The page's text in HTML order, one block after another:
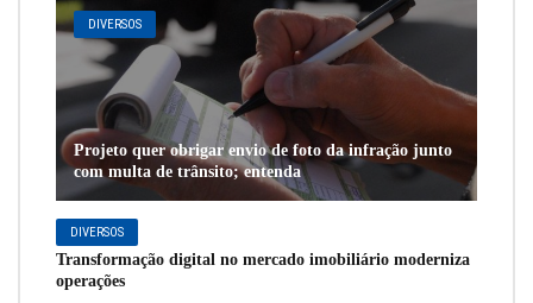
DIVERSOS
Projeto quer obrigar envio de foto da infração junto
com multa de trânsito; entenda
DIVERSOS
Transformação digital no mercado imobiliário moderniza
operações